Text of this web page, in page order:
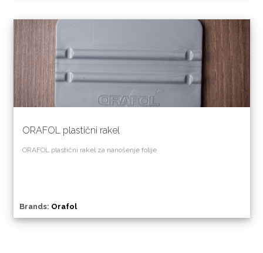
ORAFOL plastični rakel
ORAFOL plastični rakel za nanošenje folije
Brands: Orafol